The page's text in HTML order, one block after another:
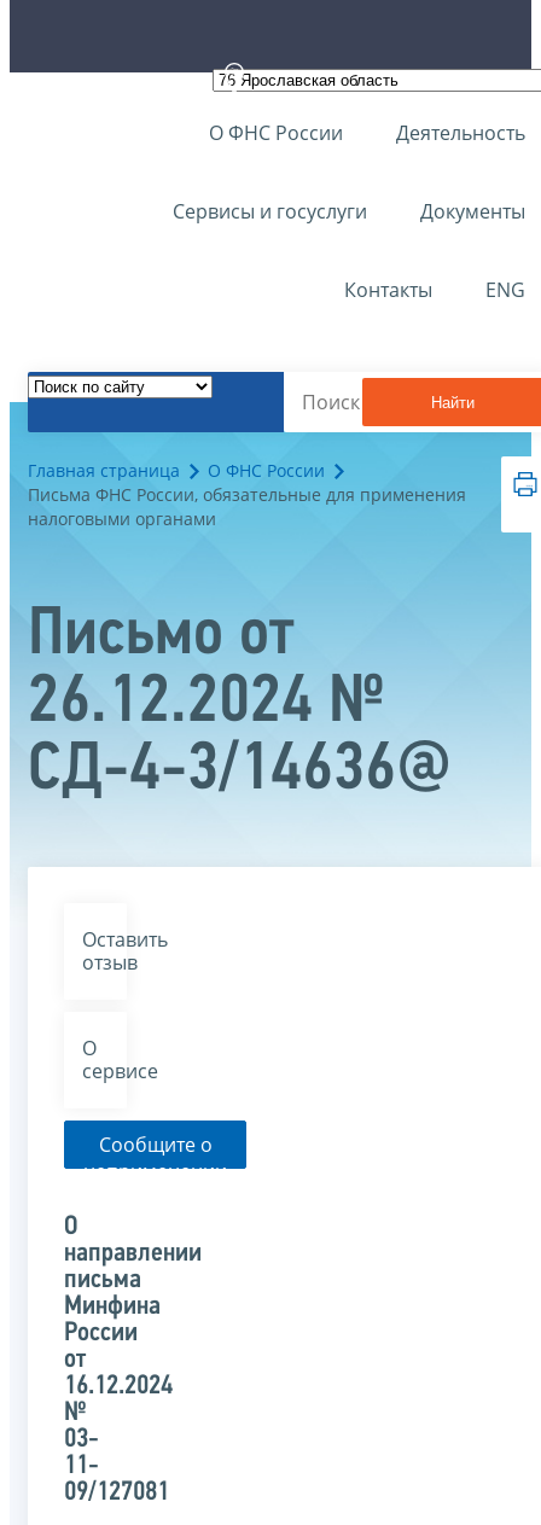
О ФНС России Деятельность
Сервисы и госуслуги Документы
Контакты ENG
Найти
Главная страница
О ФНС России
Письма ФНС России, обязательные для применения
налоговыми органами
Письмо от
26.12.2024 №
СД-4-3/14636@
Оставить
отзыв
О
сервисе
Сообщите о
неприменении
указанного
письма
О
направлении
письма
Минфина
России
от
16.12.2024
№
03-
11-
09/127081